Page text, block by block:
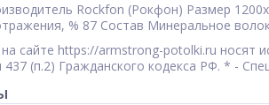
Rockfon (Рокфон) Размер
% 87 Состав Минеральное
сайте https://armstrong-potolki.ru носят
(п.2) Гражданского кодекса РФ. * -